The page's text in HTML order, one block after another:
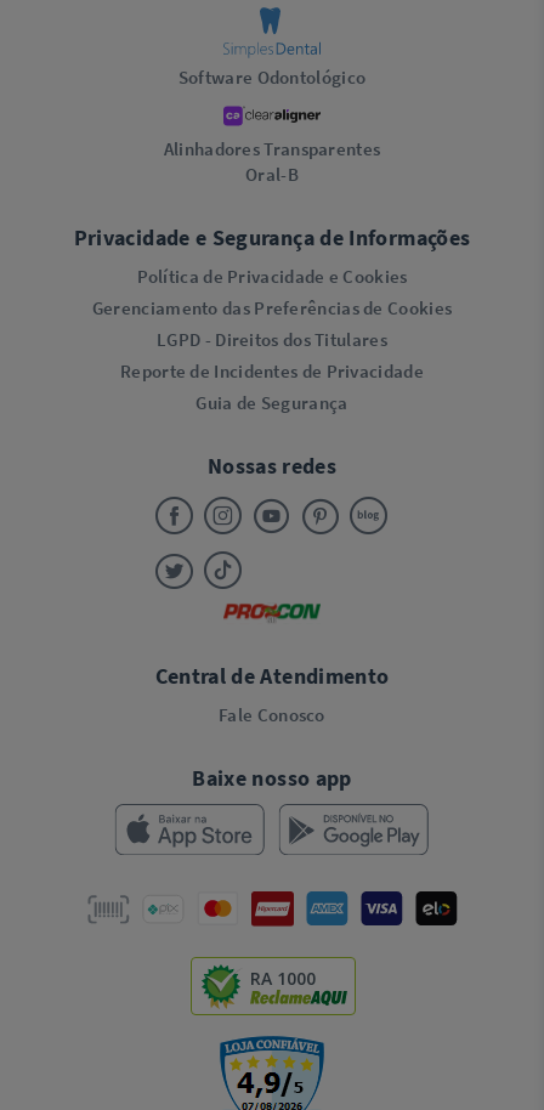
Software Odontológico
Alinhadores Transparentes
Oral-B
Privacidade e Segurança de Informações
Política de Privacidade e Cookies
Gerenciamento das Preferências de Cookies
LGPD - Direitos dos Titulares
Reporte de Incidentes de Privacidade
Guia de Segurança
Nossas redes
Central de Atendimento
Fale Conosco
Baixe nosso app
RA 1000